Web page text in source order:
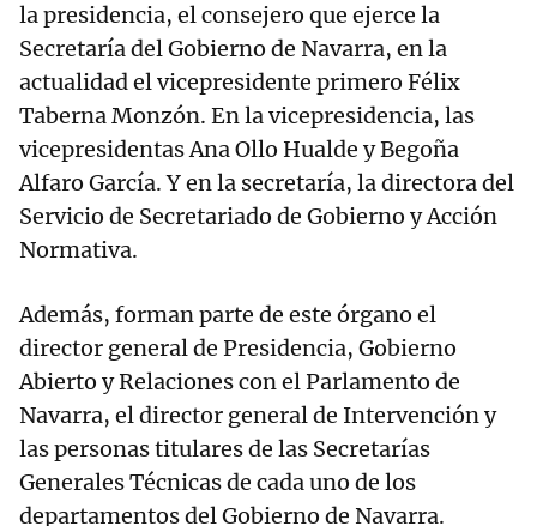
la presidencia, el consejero que ejerce la
Secretaría del Gobierno de Navarra, en la
actualidad el vicepresidente primero Félix
Taberna Monzón. En la vicepresidencia, las
vicepresidentas Ana Ollo Hualde y Begoña
Alfaro García. Y en la secretaría, la directora del
Servicio de Secretariado de Gobierno y Acción
Normativa.
Además, forman parte de este órgano el
director general de Presidencia, Gobierno
Abierto y Relaciones con el Parlamento de
Navarra, el director general de Intervención y
las personas titulares de las Secretarías
Generales Técnicas de cada uno de los
departamentos del Gobierno de Navarra.